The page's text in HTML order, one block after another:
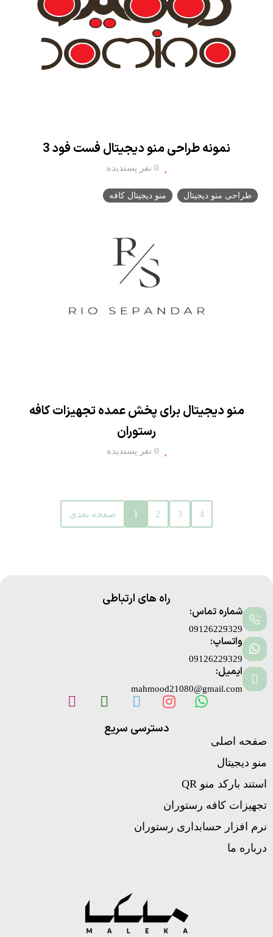
نمونه طراحی منو دیجیتال فست فود 3
طراحی منو دیجیتال منو دیجیتال کافه
منو دیجیتال برای پخش عمده تجهیزات کافه
رستوران
1 2 3 4 صفحه بعدی
راه های ارتباطی
شماره تماس:
09126229329
واتساپ:
09126229329
ایمیل:
mahmood21080@gmail.com
دسترسی سریع
صفحه اصلی
منو دیجیتال
استند بارکد منو QR
تجهیزات کافه رستوران
نرم افزار حسابداری رستوران
درباره ما